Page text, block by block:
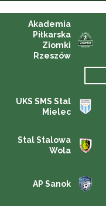
Akademia
Piłkarska
Ziomki
Rzeszów
UKS SMS Stal
Mielec
Stal Stalowa
Wola
AP Sanok